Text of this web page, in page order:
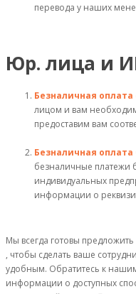
перевода у наших
Юр. лица и
Безналичная оплата
лицом и вам
предоставим вам
Безналичная оплата
безналичные платежи
индивидуальных
информации о
Мы всегда готовы
, чтобы сделать ваше
удобным. Обратитесь к
информации о доступных